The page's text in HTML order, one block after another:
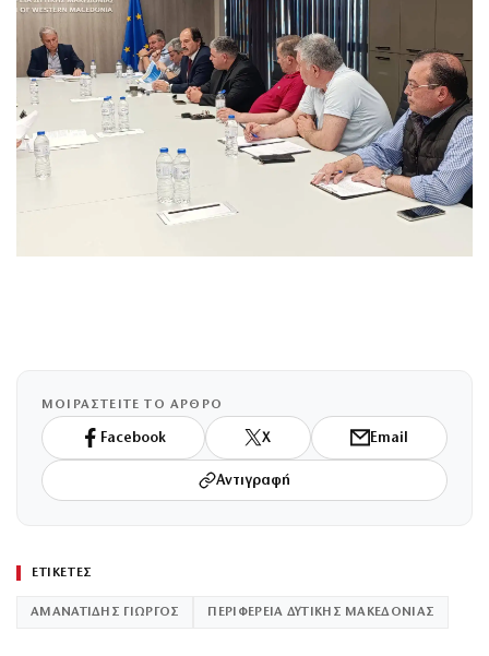
ΜΟΙΡΑΣΤΕΙΤΕ ΤΟ ΑΡΘΡΟ
Facebook X Email
Αντιγραφή
ΕΤΙΚΕΤΕΣ
ΑΜΑΝΑΤΙΔΗΣ ΓΙΩΡΓΟΣ ΠΕΡΙΦΕΡΕΙΑ ΔΥΤΙΚΗΣ ΜΑΚΕΔΟΝΙΑΣ